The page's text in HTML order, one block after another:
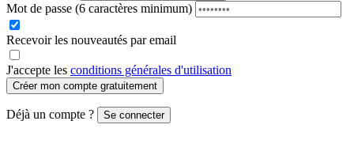
Mot de passe (6 caractères minimum)
Recevoir les nouveautés par email
J'accepte les conditions générales d'utilisation
Créer mon compte gratuitement
Déjà un compte ? Se connecter